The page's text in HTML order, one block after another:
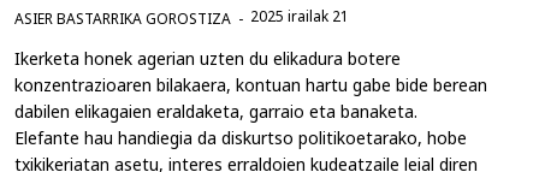
2025 irailak 21
ASIER BASTARRIKA GOROSTIZA
Ikerketa honek agerian uzten du elikadura botere
konzentrazioaren bilakaera, kontuan hartu gabe bide berean
dabilen elikagaien eraldaketa, garraio eta banaketa.
Elefante hau handiegia da diskurtso politikoetarako, hobe
txikikeriatan asetu, interes erraldoien kudeatzaile leial diren